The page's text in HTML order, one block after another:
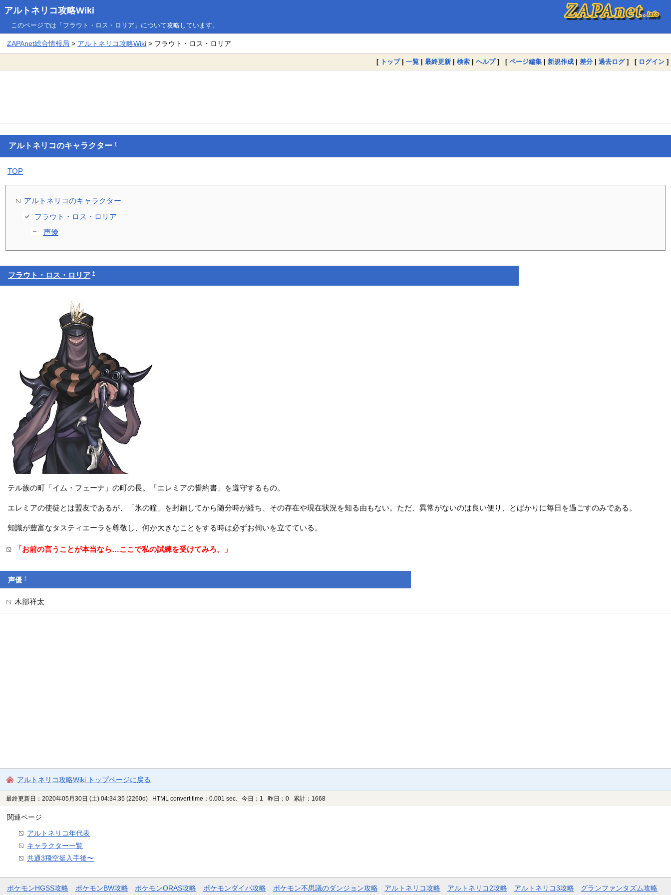
アルトネリコ攻略Wiki
このページでは「フラウト・ロス・ロリア」について攻略しています。
ZAPAnet総合情報局 > アルトネリコ攻略Wiki > フラウト・ロス・ロリア
[ トップ| 一覧 | 最終更新 | 検索 | ヘルプ] [ ページ編集 | 新規作成 | 差分 | 過去ログ] [ ログイン ]
アルトネリコのキャラクター†
TOP
アルトネリコのキャラクター
フラウト・ロス・ロリア
声優
フラウト・ロス・ロリア †
テル族の町「イム・フェーナ」の町の長。「エレミアの誓約書」を遵守するもの。
エレミアの使徒とは盟友であるが、「氷の瞳」を封鎖してから随分時が経ち、その存在や現在状況を知る由もない。ただ、異常がないのは良い便り、とばかりに毎日を過ごすのみである。
知識が豊富なタスティエーラを尊敬し、何か大きなことをする時は必ずお伺いを立てている。
「お前の言うことが本当なら…ここで私の試練を受けてみろ。」
声優†
木部祥太
アルトネリコ攻略Wiki トップページに戻る
最終更新日：2020年05月30日 (土) 04:34:35 (2260d) HTML convert time：0.001 sec. 今日：1 昨日：0 累計：1668
関連ページ
アルトネリコ年代表
キャラクター一覧
共通3飛空挺入手後〜
ポケモンHGSS攻略 ポケモンBW攻略 ポケモンORAS攻略 ポケモンダイパ攻略 ポケモン不思議のダンジョン攻略 アルトネリコ攻略 アルトネリコ2攻略 アルトネリコ3攻略 グランファンタズム攻略